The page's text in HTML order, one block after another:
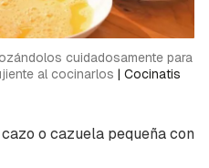
cuidadosamente para
al cocinarlos | Cocinatis
o cazuela pequeña con